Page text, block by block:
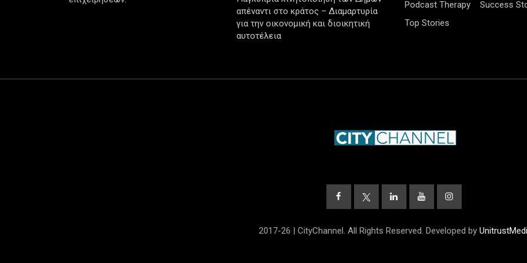
απέναντι στο κράτος – Διαμαρτυρία
για την οικονομική και διοικητική
αυτοτέλεια
Podcast Therapy
Success
Top Stories
2017-26 | CityChannel. All Rights Reserved. Developed by